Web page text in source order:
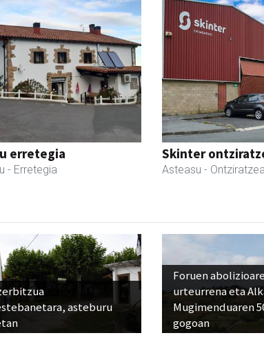
erretegia
- Erretegia
Skinter
Asteasu -
asteburu
Foruen
urteurrena eta
Mugimenduaren
gogoan